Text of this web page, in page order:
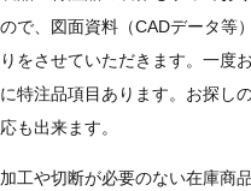
ので、図面資料（CADデータ等
りをさせていただきます。一度
に特注品項目あります。お探し
応も出来ます。
加工や切断が必要のない在庫商